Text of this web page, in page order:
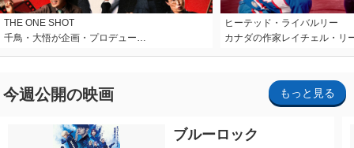
THE ONE SHOT
千鳥・大悟が企画・プロデュー…
ヒーテッド・ライバルリー
カナダの作家レイチェル・リ
今週公開の映画 もっと見る
ブルーロック